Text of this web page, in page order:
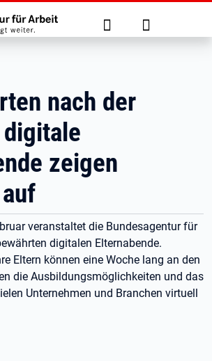
springen
Suche Anmelden
nach der
zeigen
veranstaltet die Bundesagentur für
digitalen Elternabende.
Eltern können eine Woche lang an den
die Ausbildungsmöglichkeiten und das
Unternehmen und Branchen virtuell